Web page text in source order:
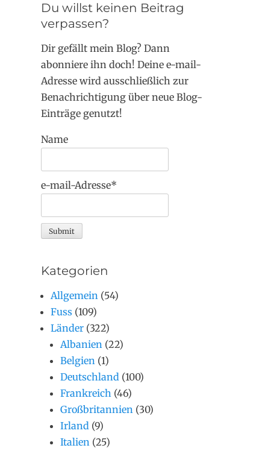
Du willst keinen Beitrag
verpassen?
Dir gefällt mein Blog? Dann
abonniere ihn doch! Deine e-mail-
Adresse wird ausschließlich zur
Benachrichtigung über neue Blog-
Einträge genutzt!
Name
e-mail-Adresse*
Kategorien
Allgemein (54)
Fuss (109)
Länder (322)
Albanien (22)
Belgien (1)
Deutschland (100)
Frankreich (46)
Großbritannien (30)
Irland (9)
Italien (25)